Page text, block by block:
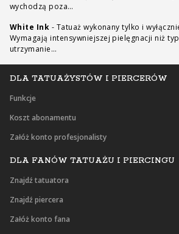
DLA TATUAŻYSTÓW I PIERCERÓW
Funkcje
Koszt abonamentu
Załóż konto profesjonalisty
DLA FANÓW TATUAŻU I PIERCINGU
Znajdź tatuatora
Znajdź piercera
Załóż konto fana
wychodzą poza…
White Ink - Tatuaż wykonany tylko i
Wymagają intensywniejszej pielęgnacji niż
utrzymanie…